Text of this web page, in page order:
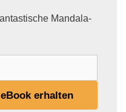
Mandala-
erhalten